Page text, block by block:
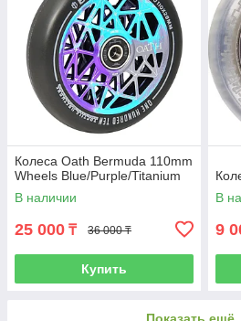
Колеса Oath Bermuda 110mm
Wheels Blue/Purple/Titanium
В наличии
25 000 ₸ 36 000 ₸
Купить
В
9